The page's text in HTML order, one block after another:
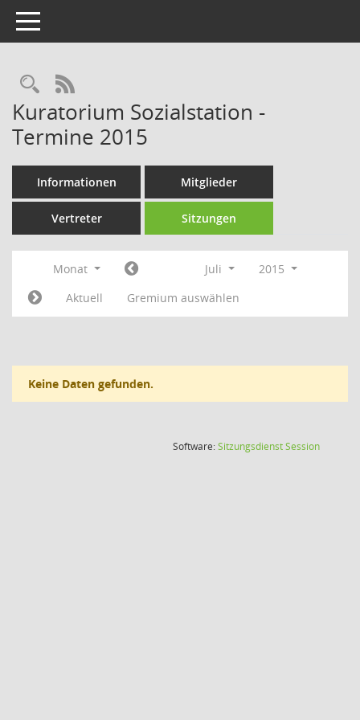
Toggle navigation
Rechercheauswahl
RSS-Feed
Kuratorium Sozialstation -
Termine 2015
Informationen Mitglieder
Vertreter Sitzungen
Monat Juli
2015
Aktuell
Gremium auswählen
Keine Daten gefunden.
Software:SitzungsdienstSession(Wird in